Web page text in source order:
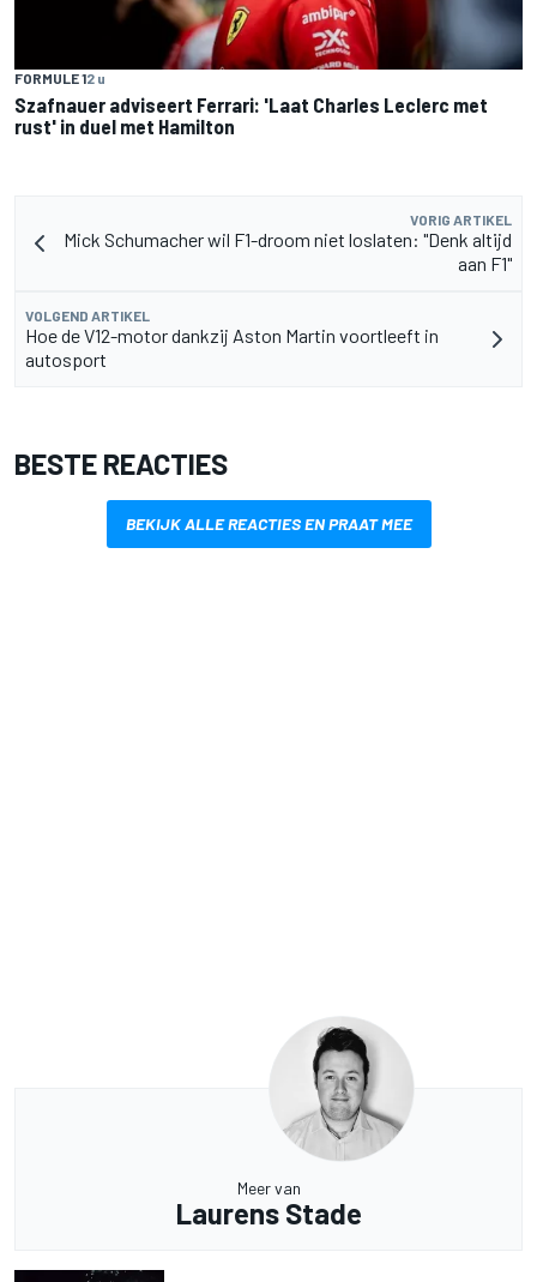
FORMULE 12 u
Szafnauer adviseert Ferrari: 'Laat Charles Leclerc met
rust' in duel met Hamilton
VORIG ARTIKEL
Mick Schumacher wil F1-droom niet loslaten: "Denk altijd
aan F1"
VOLGEND ARTIKEL
Hoe de V12-motor dankzij Aston Martin voortleeft in
autosport
BESTE REACTIES
BEKIJK ALLE REACTIES EN PRAAT MEE
Meer van
Laurens Stade